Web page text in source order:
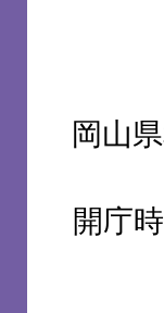
岡山
開庁